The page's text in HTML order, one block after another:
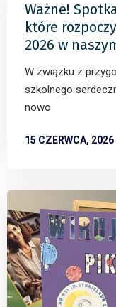
Ważne!
które
2026 w
W związku z
szkolnego
nowo
15 CZERWCA, 2026